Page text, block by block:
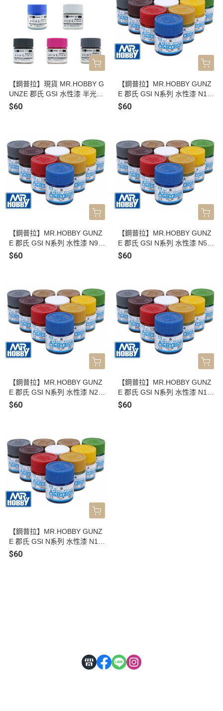
G107 自由鋼彈藍色 HUG108
正義鋼彈專用粉紅
迪坦斯深藍 HUG09 迪坦斯藍
【鋼普拉】現貨 MR.HOBBY G
UNZE 郡氏 GSI 水性漆 半光澤
風靈鋼彈 專用 藍色 模型漆 XH
靈專用灰
$60
【鋼普拉】MR.HOBBY GUNZ
E 郡氏 GSI N系列 水性漆 N10
1 螢光紅 N127 駕駛艙色 模型
$60
【鋼普拉】MR.HOBBY GUNZ
E 郡氏 GSI N系列 水性漆 N90
透明紅 N91 透明黃 N92 透明
$60
【鋼普拉】MR.HOBBY GUNZ
E 郡氏 GSI N系列 水性漆 N57
飛機灰 N58 機體內部色 N60
0ml
$60
【鋼普拉】MR.HOBBY GUNZ
E 郡氏 GSI N系列 水性漆 N26
綠色 N28 金屬黑 N30 透明色
$60
【鋼普拉】MR.HOBBY GUNZ
E 郡氏 GSI N系列 水性漆 N10
銅色 N11 消光白 N12 消光黑 N
$60
【鋼普拉】MR.HOBBY GUNZ
E 郡氏 GSI N系列 水性漆 N1
白色 N2 黑色 N3 紅色 N4 黃色
$60